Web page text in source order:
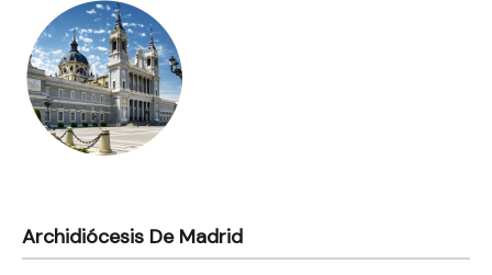
Archidiócesis De Madrid